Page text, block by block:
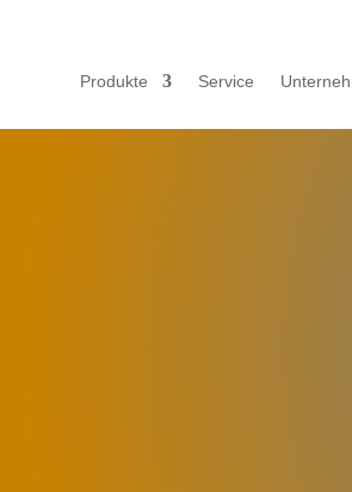
Produkte Service